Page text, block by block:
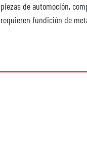
piezas de automoción,
requieren fundición de